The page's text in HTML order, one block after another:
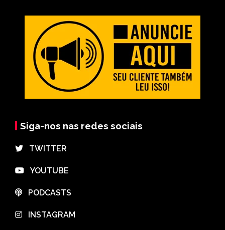
Siga-nos nas redes sociais
⠀TWITTER
⠀YOUTUBE
⠀PODCASTS
⠀INSTAGRAM